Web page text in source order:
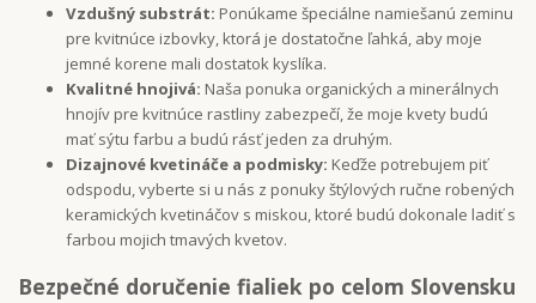
Vzdušný substrát: Ponúkame špeciálne namiešanú zeminu
pre kvitnúce izbovky, ktorá je dostatočne ľahká, aby moje
jemné korene mali dostatok kyslíka.
Kvalitné hnojivá: Naša ponuka organických a minerálnych
hnojív pre kvitnúce rastliny zabezpečí, že moje kvety budú
mať sýtu farbu a budú rásť jeden za druhým.
Dizajnové kvetináče a podmisky: Keďže potrebujem piť
odspodu, vyberte si u nás z ponuky štýlových ručne robených
keramických kvetináčov s miskou, ktoré budú dokonale ladiť s
farbou mojich tmavých kvetov.
Bezpečné doručenie fialiek po celom Slovensku